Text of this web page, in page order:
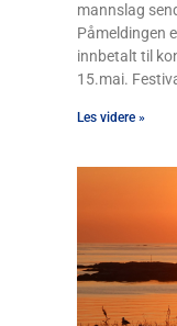
mannslag
Påmeldingen
innbetalt til
15.mai.
Les videre »